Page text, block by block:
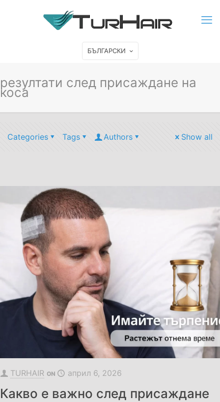
БЪЛГАРСКИ
резултати след присаждане на
коса
Categories Tags Authors Show all
TURHAIR ON април 6, 2026
Какво е важно след присаждане